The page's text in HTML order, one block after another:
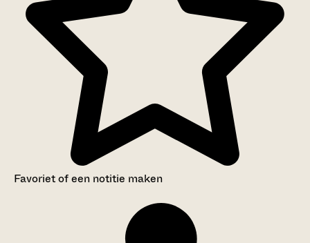
Favoriet of een notitie maken